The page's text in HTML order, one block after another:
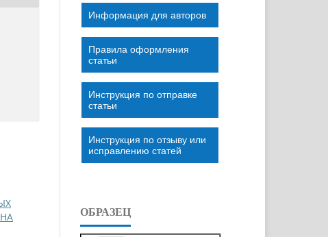
Информация для авторов
Правила оформления
статьи
Инструкция по отправке
статьи
Инструкция по отзыву или
исправлению статей
ОБРАЗЕЦ